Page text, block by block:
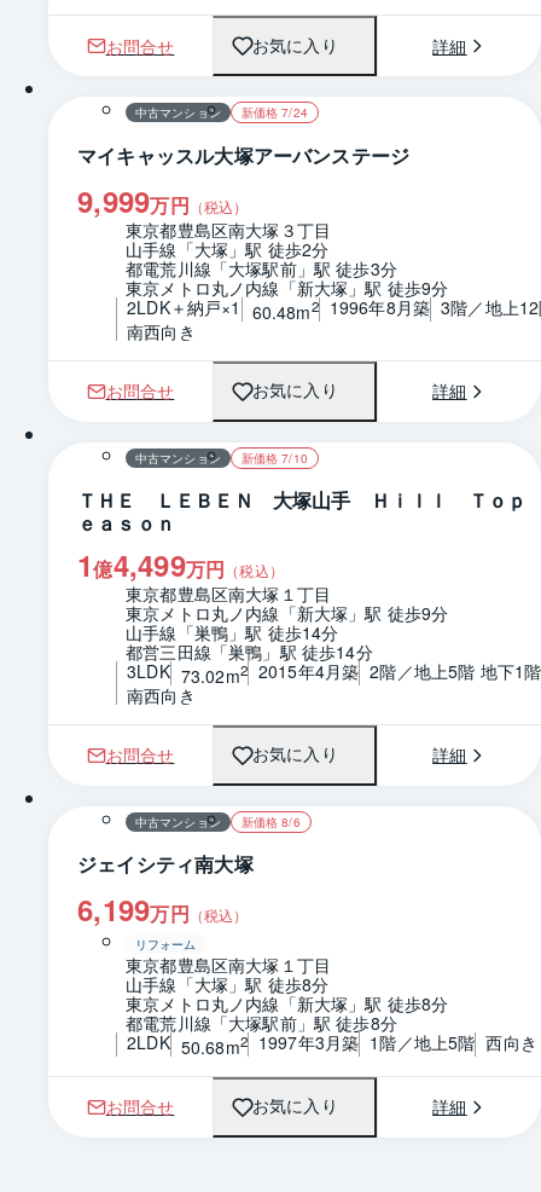
お問合せ お気に入り 詳細
1 / 0 間取り
中古マンション 新価格 7/24
マイキャッスル大塚アーバンステージ
9,999万円 （税込）
東京都豊島区南大塚３丁目
山手線「大塚」駅 徒歩2分
都電荒川線「大塚駅前」駅 徒歩3分
東京メトロ丸ノ内線「新大塚」駅 徒歩9分
2LDK＋納戸×1
60.48m2 1996年8月築 3階／地上
南西向き
お問合せ お気に入り 詳細
1 / 0 間取り
中古マンション 新価格 7/10
ＴＨＥ ＬＥＢＥＮ 大塚山手 Ｈｉｌｌ Ｔｏ
ｅａｓｏｎ
1億4,499万円 （税込）
東京都豊島区南大塚１丁目
東京メトロ丸ノ内線「新大塚」駅 徒歩9分
山手線「巣鴨」駅 徒歩14分
都営三田線「巣鴨」駅 徒歩14分
3LDK 73.02m2 2015年4月築 2階／地上5階 地下1階
南西向き
お問合せ お気に入り 詳細
1 / 0 間取り
中古マンション 新価格 8/6
ジェイシティ南大塚
6,199万円 （税込）
リフォーム
東京都豊島区南大塚１丁目
山手線「大塚」駅 徒歩8分
東京メトロ丸ノ内線「新大塚」駅 徒歩8分
都電荒川線「大塚駅前」駅 徒歩8分
2LDK 50.68m2 1997年3月築 1階／地上5階 西向き
お問合せ お気に入り 詳細